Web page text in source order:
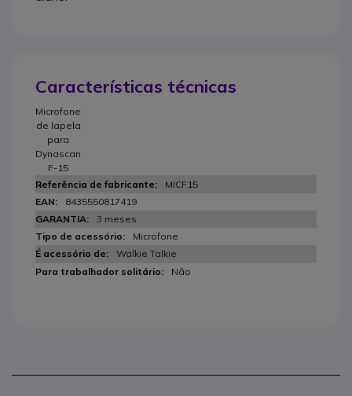
Características técnicas
Microfone
de lapela
para
Dynascan
F-15
MICF15
8435550817419
3 meses
Microfone
Walkie Talkie
Não